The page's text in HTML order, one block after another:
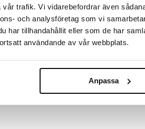
trafik. Vi vidarebefordrar även
och analysföretag som vi
har tillhandahållit eller som de har
användande av vår webbplats.
Anpassa
Patricia Pilarin kaupungin ulkopuolella
Ecuadorissa. Arriba Naciónal on
maan suurena ylpeytenä. Arriba
joissa on miellyttävästi tasapainotettu
vivahteita.
kookossokeri, kaakaonibsit, appelsiiniöljy.